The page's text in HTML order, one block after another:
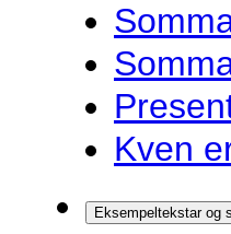
Kven
Eksempeltekstar og